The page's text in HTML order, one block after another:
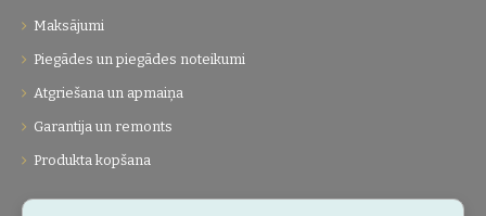
Maksājumi
Piegādes un piegādes noteikumi
Atgriešana un apmaiņa
Garantija un remonts
Produkta kopšana